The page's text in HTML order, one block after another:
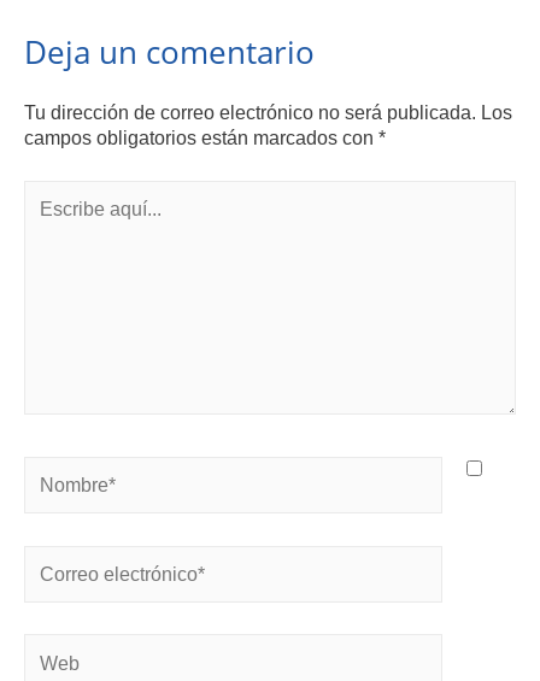
Deja un comentario
Tu dirección de correo electrónico no será publicada. Los
campos obligatorios están marcados con *